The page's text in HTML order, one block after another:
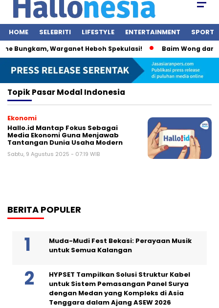
HOME SELEBRITI LIFESTYLE ENTERTAINMENT SPORT
Bungkam, Warganet Heboh Spekulasi! Baim Wong dan
TopikPasar Modal Indonesia
Ekonomi
Hallo.id Mantap Fokus Sebagai
Media Ekonomi Guna Menjawab
Tantangan Dunia Usaha Modern
Sabtu, 9 Agustus 2025 - 07:19 WIB
BERITA POPULER
Muda-Mudi Fest Bekasi: Perayaan Musik
untuk Semua Kalangan
HYPSET Tampilkan Solusi Struktur Kabel
untuk Sistem Pemasangan Panel Surya
dengan Medan yang Kompleks di Asia
Tenggara dalam Ajang ASEW 2026